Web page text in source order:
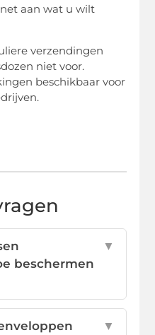
aan wat u wilt
verzendingen
niet voor.
beschikbaar voor
beschermen
▼
▼